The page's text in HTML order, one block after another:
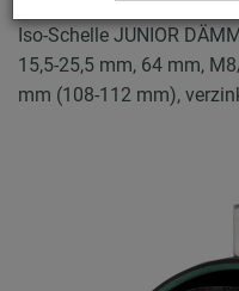
Iso-Schelle JUNIOR
15,5-25,5 mm, 64 mm,
mm (108-112 mm),